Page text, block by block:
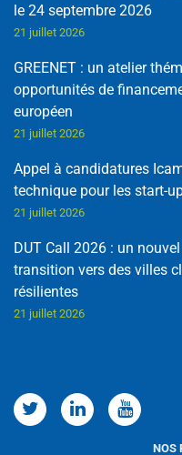
le 24 septembre 2026
21 juillet 2026
GREENET : un atelier
opportunités de
européen
21 juillet 2026
Appel à candidatures
technique pour les start-
21 juillet 2026
DUT Call 2026 : un
transition vers des villes
résilientes
21 juillet 2026